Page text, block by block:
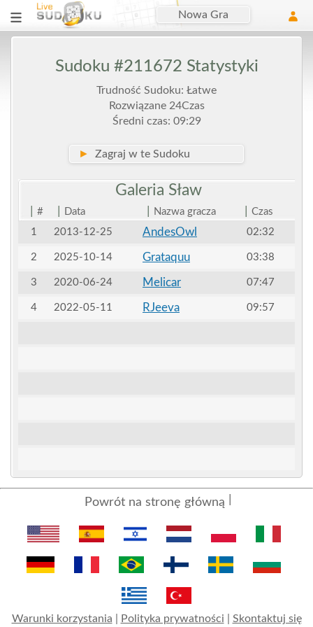
Nowa Gra
Sudoku #211672 Statystyki
Trudność Sudoku: Łatwe
Rozwiązane 24Czas
Średni czas: 09:29
► Zagraj w te Sudoku
Galeria Sław
# Data Nazwa gracza
Czas
1
2013-12-25 AndesOwl 02:32
2 2025-10-14 Grataquu 03:38
3 2020-06-24 Melicar 07:47
4 2022-05-11 RJeeva 09:57
Powrót na stronę główną
Warunki korzystania Polityka prywatności Skontaktuj się